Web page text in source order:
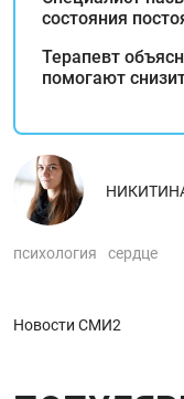
состояния
Терапевт
помогают
психология сердце
Новости СМИ2